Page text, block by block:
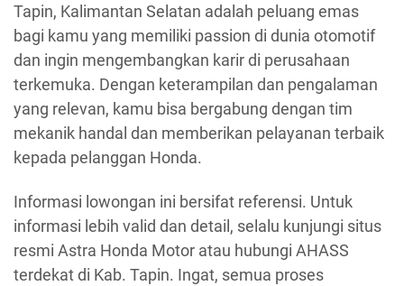
Tapin, Kalimantan Selatan adalah peluang emas
bagi kamu yang memiliki passion di dunia otomotif
dan ingin mengembangkan karir di perusahaan
terkemuka. Dengan keterampilan dan pengalaman
yang relevan, kamu bisa bergabung dengan tim
mekanik handal dan memberikan pelayanan terbaik
kepada pelanggan Honda.
Informasi lowongan ini bersifat referensi. Untuk
informasi lebih valid dan detail, selalu kunjungi situs
resmi Astra Honda Motor atau hubungi AHASS
terdekat di Kab. Tapin. Ingat, semua proses